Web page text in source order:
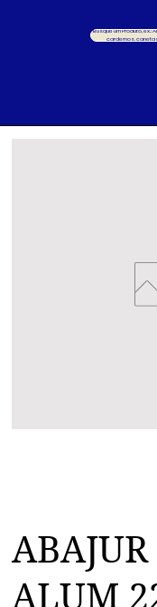
Busque um Produto, ex.:
cardernos,
ALUM